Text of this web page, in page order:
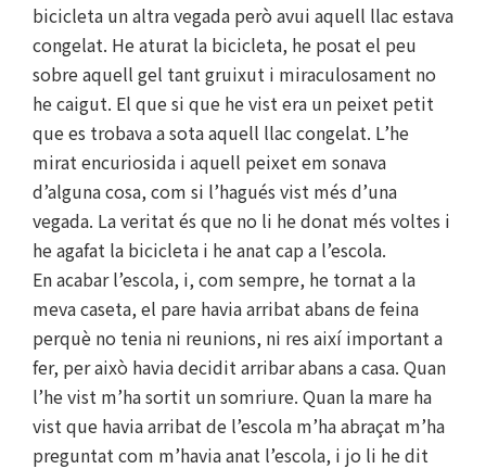
bicicleta un altra vegada però avui aquell llac estava
congelat. He aturat la bicicleta, he posat el peu
sobre aquell gel tant gruixut i miraculosament no
he caigut. El que si que he vist era un peixet petit
que es trobava a sota aquell llac congelat. L’he
mirat encuriosida i aquell peixet em sonava
d’alguna cosa, com si l’hagués vist més d’una
vegada. La veritat és que no li he donat més voltes i
he agafat la bicicleta i he anat cap a l’escola.
En acabar l’escola, i, com sempre, he tornat a la
meva caseta, el pare havia arribat abans de feina
perquè no tenia ni reunions, ni res així important a
fer, per això havia decidit arribar abans a casa. Quan
l’he vist m’ha sortit un somriure. Quan la mare ha
vist que havia arribat de l’escola m’ha abraçat m’ha
preguntat com m’havia anat l’escola, i jo li he dit